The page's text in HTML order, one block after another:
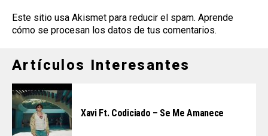
Este sitio usa Akismet para reducir el spam. Aprende
cómo se procesan los datos de tus comentarios.
Artículos Interesantes
Xavi Ft. Codiciado – Se Me Amanece